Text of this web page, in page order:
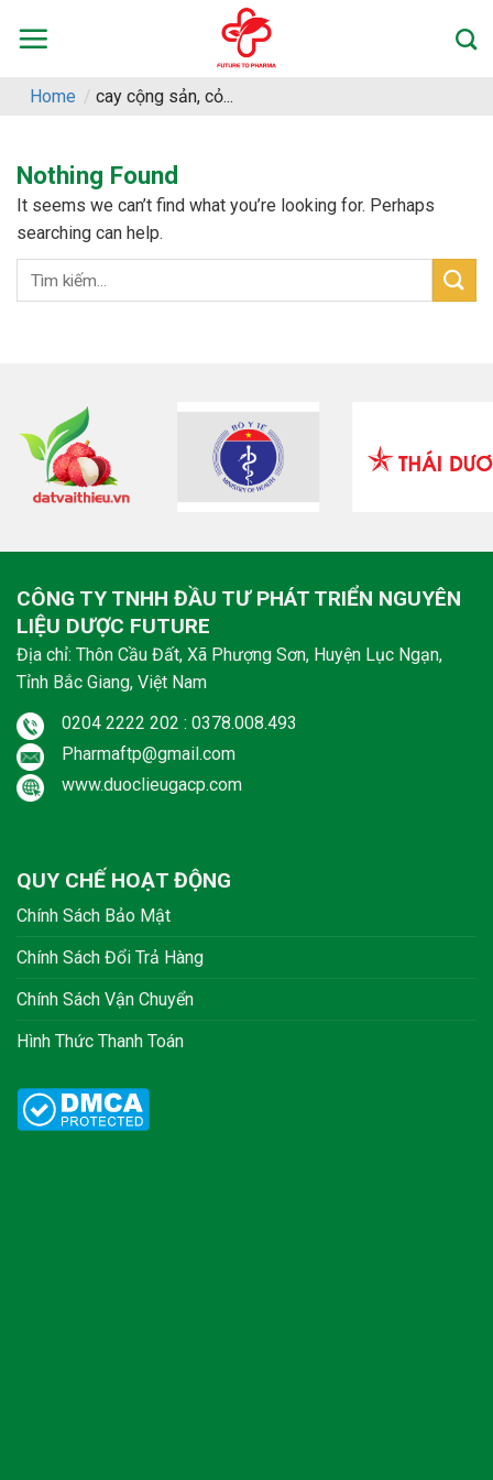
Home / cay cộng sản, cỏ...
Nothing Found
It seems we can’t find what you’re looking for. Perhaps
searching can help.
CÔNG TY TNHH ĐẦU TƯ PHÁT TRIỂN NGUYÊN
LIỆU DƯỢC FUTURE
Địa chỉ: Thôn Cầu Đất, Xã Phượng Sơn, Huyện Lục Ngạn,
Tỉnh Bắc Giang, Việt Nam
0204 2222 202 : 0378.008.493
Pharmaftp@gmail.com
www.duoclieugacp.com
QUY CHẾ HOẠT ĐỘNG
Chính Sách Bảo Mật
Chính Sách Đổi Trả Hàng
Chính Sách Vận Chuyển
Hình Thức Thanh Toán